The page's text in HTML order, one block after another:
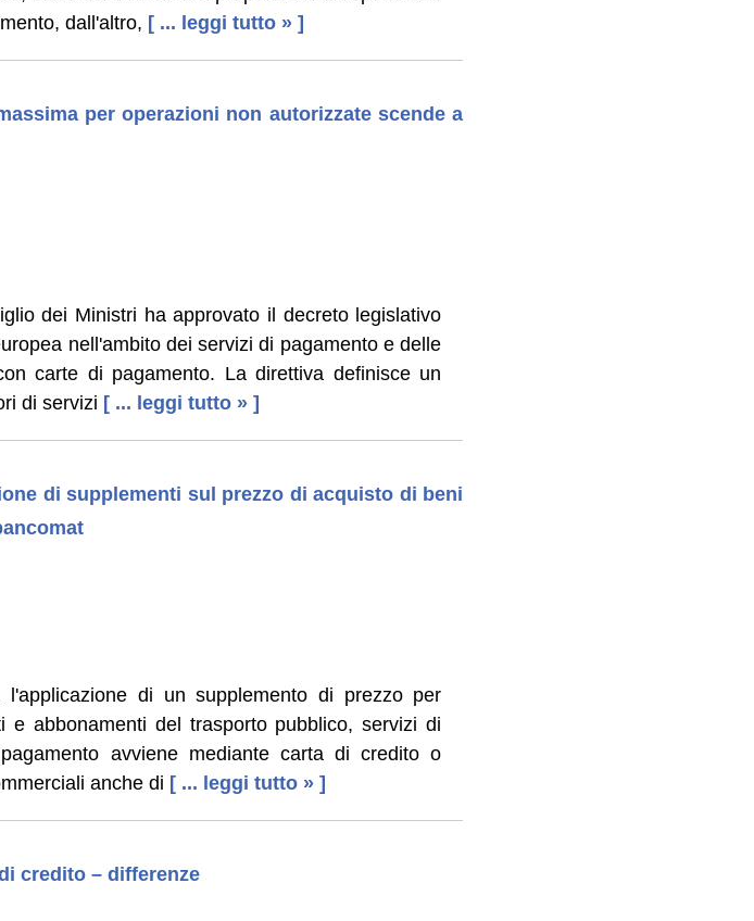
dall'altro, [ ... leggi tutto » ]
per operazioni non autorizzate scende a
dei Ministri ha approvato il decreto legislativo
nell'ambito dei servizi di pagamento e delle
carte di pagamento. La direttiva definisce un
di servizi [ ... leggi tutto » ]
di supplementi sul prezzo di acquisto di beni
di un supplemento di prezzo per
abbonamenti del trasporto pubblico, servizi di
avviene mediante carta di credito o
anche di [ ... leggi tutto » ]
credito – differenze